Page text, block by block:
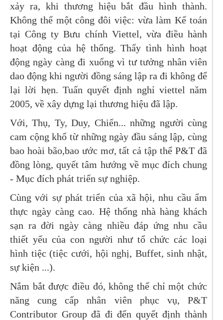
xảy ra, khi thương hiệu bắt đầu hình thành.
Không thể một công đôi việc: vừa làm Kế toán
tại Công ty Bưu chính Viettel, vừa điều hành
hoạt động của hệ thống. Thấy tình hình hoạt
động ngày càng đi xuống vì tư tưởng nhân viên
dao động khi người đồng sáng lập ra đi không để
lại lời hẹn. Tuấn quyết định nghỉ viettel năm
2005, về xây dựng lại thương hiệu đã lập.
Với, Thụ, Ty, Duy, Chiến... những người cùng
cam cộng khổ từ những ngày đầu sáng lập, cùng
bao hoài bão,bao ước mơ, tất cả tập thể P&T đã
đồng lòng, quyết tâm hướng về mục đích chung
- Mục đích phát triển sự nghiệp.
Cùng với sự phát triển của xã hội, nhu cầu ẩm
thực ngày càng cao. Hệ thống nhà hàng khách
sạn ra đời ngày càng nhiều đáp ứng nhu cầu
thiết yếu của con người như tổ chức các loại
hình tiệc (tiệc cưới, hội nghị, Buffet, sinh nhật,
sự kiện ...).
Nắm bắt được điều đó, không thể chỉ một chức
năng cung cấp nhân viên phục vụ, P&T
Contributor Group đã đi đến quyết định thành